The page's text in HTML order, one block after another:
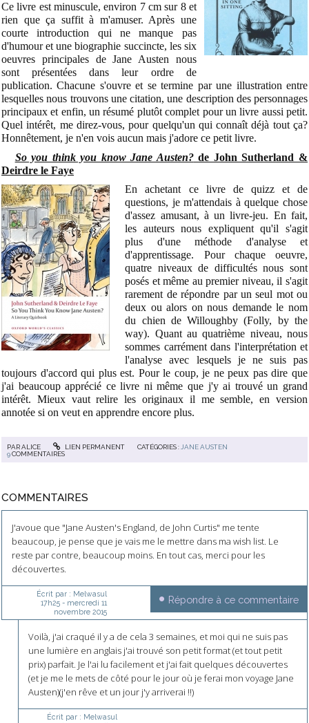
Ce livre est minuscule, environ 7 cm sur 8 et
rien que ça suffit à m'amuser. Après une
courte introduction qui ne manque pas
d'humour et une biographie succincte, les six
oeuvres principales de Jane Austen nous
sont présentées dans leur ordre de
publication. Chacune s'ouvre et se termine par une illustration entre
lesquelles nous trouvons une citation, une description des personnages
principaux et enfin, un résumé plutôt complet pour un livre aussi petit.
Quel intérêt, me direz-vous, pour quelqu'un qui connaît déjà tout ça?
Honnêtement, je n'en vois aucun mais j'adore ce petit livre.
So you think you know Jane Austen?de John Sutherland &
Deirdre le Faye
En achetant ce livre de quizz et de
questions, je m'attendais à quelque chose
d'assez amusant, à un livre-jeu. En fait,
les auteurs nous expliquent qu'il s'agit
plus d'une méthode d'analyse et
d'apprentissage. Pour chaque oeuvre,
quatre niveaux de difficultés nous sont
posés et même au premier niveau, il s'agit
rarement de répondre par un seul mot ou
deux ou alors on nous demande le nom
du chien de Willoughby (Folly, by the
way). Quant au quatrième niveau, nous
sommes carrément dans l'interprétation et
l'analyse avec lesquels je ne suis pas
toujours d'accord qui plus est. Pour le coup, je ne peux pas dire que
j'ai beaucoup apprécié ce livre ni même que j'y ai trouvé un grand
intérêt. Mieux vaut relire les originaux il me semble, en version
annotée si on veut en apprendre encore plus.
PARALICE LIEN PERMANENT CATÉGORIES : JANE AUSTEN
9COMMENTAIRES
COMMENTAIRES
J'avoue que "Jane Austen's England, de John Curtis" me tente
beaucoup, je pense que je vais me le mettre dans ma wish list. Le
reste par contre, beaucoup moins. En tout cas, merci pour les
découvertes.
Écrit par : Melwasul
17h25- mercredi 11
novembre 2015
Répondre à ce commentaire
Voilà, j'ai craqué il y a de cela 3 semaines, et moi qui ne suis pas
une lumière en anglais j'ai trouvé son petit format (et tout petit
prix) parfait. Je l'ai lu facilement et j'ai fait quelques découvertes
(et je me le mets de côté pour le jour où je ferai mon voyage Jane
Austen)(j'en rêve et un jour j'y arriverai !!)
Écrit par : Melwasul